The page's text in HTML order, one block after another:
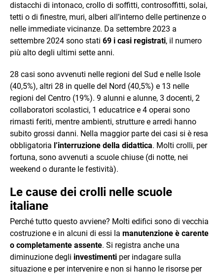
distacchi di intonaco, crollo di soffitti, controsoffitti, solai,
tetti o di finestre, muri, alberi all’interno delle pertinenze o
nelle immediate vicinanze. Da settembre 2023 a
settembre 2024 sono stati 69 i casi registrati, il numero
più alto degli ultimi sette anni.
28 casi sono avvenuti nelle regioni del Sud e nelle Isole
(40,5%), altri 28 in quelle del Nord (40,5%) e 13 nelle
regioni del Centro (19%). 9 alunni e alunne, 3 docenti, 2
collaboratori scolastici, 1 educatrice e 4 operai sono
rimasti feriti, mentre ambienti, strutture e arredi hanno
subito grossi danni. Nella maggior parte dei casi si è resa
obbligatoria l’interruzione della didattica. Molti crolli, per
fortuna, sono avvenuti a scuole chiuse (di notte, nei
weekend o durante le festività).
Le cause dei crolli nelle scuole
italiane
Perché tutto questo avviene? Molti edifici sono di vecchia
costruzione e in alcuni di essi la manutenzione è carente
o completamente assente. Si registra anche una
diminuzione degli investimenti per indagare sulla
situazione e per intervenire e non si hanno le risorse per